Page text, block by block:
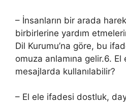
– İnsanların bir arada
birbirlerine yardım
Dil Kurumu’na göre, bu
omuza anlamına gelir.6.
mesajlarda kullanılabilir?
– El ele ifadesi dostluk,